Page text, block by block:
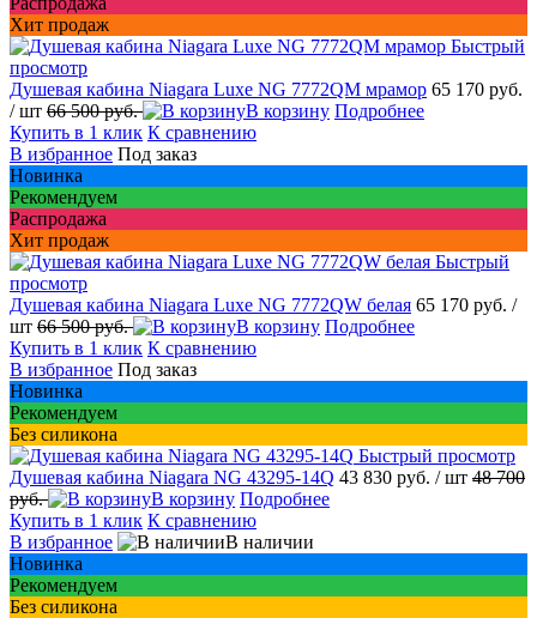
Хит продаж
Быстрый
просмотр
Душевая кабина Niagara Luxe NG 7772QM мрамор 65 170 руб.
/ шт 66 500 руб. В корзину Подробнее
Купить в 1 клик К сравнению
В избранное Под заказ
Новинка
Рекомендуем
Распродажа
Хит продаж
Быстрый
просмотр
Душевая кабина Niagara Luxe NG 7772QW белая 65 170 руб. /
шт 66 500 руб. В корзину Подробнее
Купить в 1 клик К сравнению
В избранное Под заказ
Новинка
Рекомендуем
Без силикона
Быстрый просмотр
Душевая кабина Niagara NG 43295-14Q 43 830 руб. / шт 48 700
руб.
В корзину Подробнее
Купить в 1 клик К сравнению
В избранное
В наличии
Новинка
Рекомендуем
Без силикона